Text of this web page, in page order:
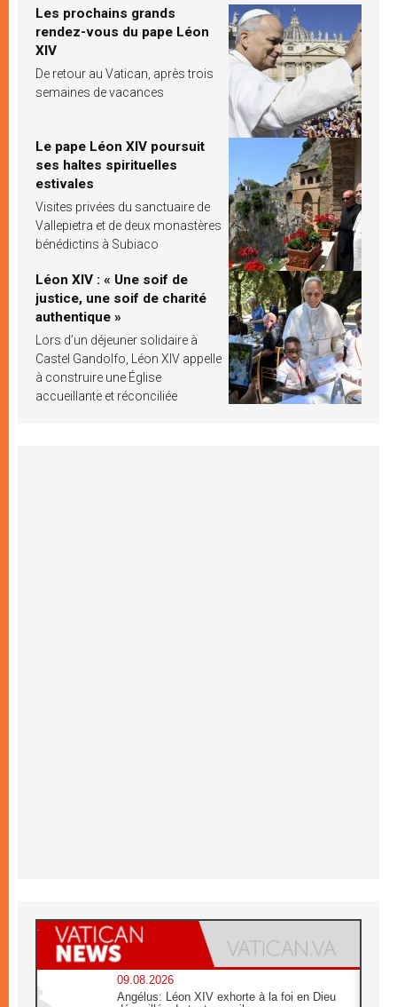
Les prochains grands
rendez-vous du pape Léon
XIV
De retour au Vatican, après trois
semaines de vacances
Le pape Léon XIV poursuit
ses haltes spirituelles
estivales
Visites privées du sanctuaire de
Vallepietra et de deux monastères
bénédictins à Subiaco
Léon XIV : « Une soif de
justice, une soif de charité
authentique »
Lors d’un déjeuner solidaire à
Castel Gandolfo, Léon XIV appelle
à construire une Église
accueillante et réconciliée
09.08.2026
Angélus: Léon XIV exhorte à la foi en Dieu